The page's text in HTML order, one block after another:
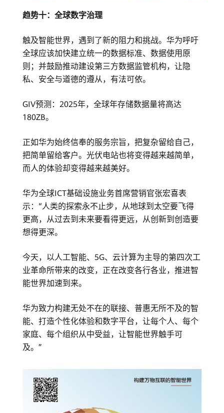
趋势十：全球数字治理
触及智能世界，遇到了新的阻力和挑战。华为呼吁
全球应该加快建立统一的数据标准、数据使用原
则；并鼓励推动建设第三方数据监管机构，让隐
私、安全与道德的遵从，有法可依。
GIV预测：2025年，全球年存储数据量将高达
180ZB。
正如华为始终信奉的服务宗旨，把复杂留给自己，
把简单留给客户。光伏电站也将变得越来越简单，
而人的体验却变得越来越美好。
华为全球ICT基础设施业务首席营销官张宏喜表
示：“人类的探索永不止步，从地球到太空要飞得
更高，从过去到未来要看得更远，从创新到创造要
想得更深。
今天，以人工智能、5G、云计算为主导的第四次工
业革命所带来的改变，正在改变各行各业，推进智
能世界加速到来。
华为致力构建无处不在的联接、普惠无所不及的智
能、打造个性化体验和数字平台，让每个人、每个
家庭、每个组织从中受益，让智能世界触手可
及。”